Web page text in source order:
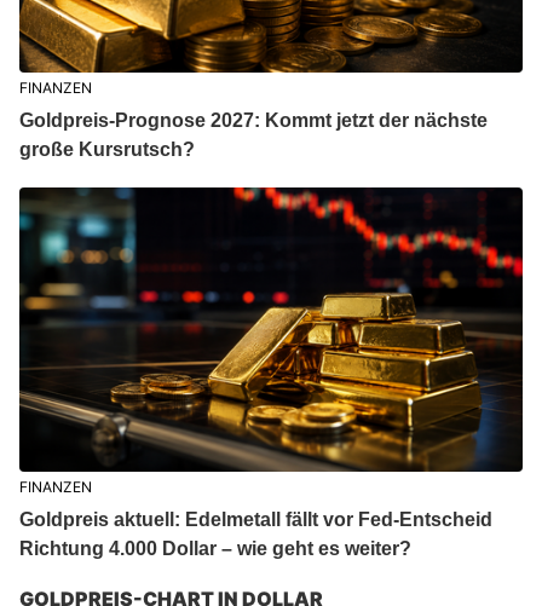
FINANZEN
Goldpreis-Prognose 2027: Kommt jetzt der nächste
große Kursrutsch?
FINANZEN
Goldpreis aktuell: Edelmetall fällt vor Fed-Entscheid
Richtung 4.000 Dollar – wie geht es weiter?
GOLDPREIS-CHART IN DOLLAR